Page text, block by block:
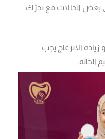
بعض الحالات مع تحرّك
الانزعاج يجب